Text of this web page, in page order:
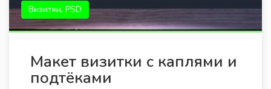
Визитки, PSD
Макет визитки с каплями и
подтёками